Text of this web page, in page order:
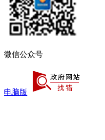
微信公众号
电脑版